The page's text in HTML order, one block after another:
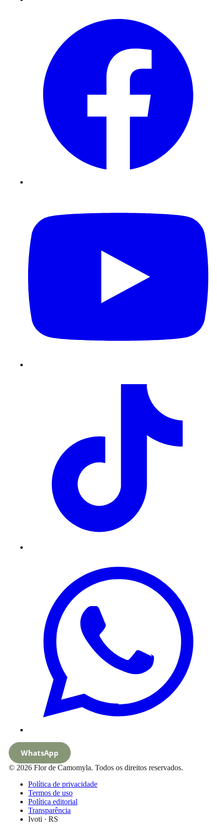
WhatsApp
© 2026 Flor de Camomyla. Todos os direitos reservados.
Política de privacidade
Termos de uso
Política editorial
Transparência
Ivoti · RS